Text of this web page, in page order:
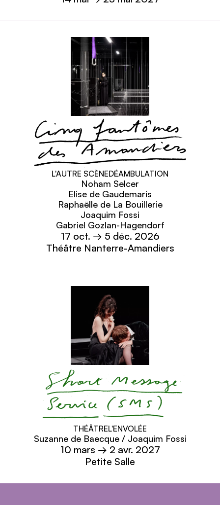
Cinq fantômes des
L'AUTRE SCÈNEDÉAMBULATION
Noham Selcer
Elise de Gaudemaris
Raphaëlle de La Bouillerie
Joaquim Fossi
Gabriel Gozlan-Hagendorf
17 oct. → 5 déc. 2026
Théâtre Nanterre-Amandiers
Short Message Service
THÉÂTREL'ENVOLÉE
Suzanne de Baecque / Joaquim Fossi
10 mars → 2 avr. 2027
Petite Salle